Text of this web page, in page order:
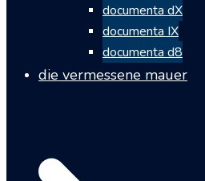
documenta dX
documenta IX
documenta d8
die vermessene mauer